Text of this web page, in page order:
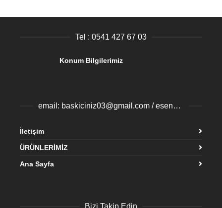
Tel : 0541 427 67 03
Konum Bilgilerimiz
email: baskiciniz03@gmail.com / esenyurtbaski@gmail.com
İletişim
ÜRÜNLERİMİZ
Ana Sayfa
Bizi Takip Edin